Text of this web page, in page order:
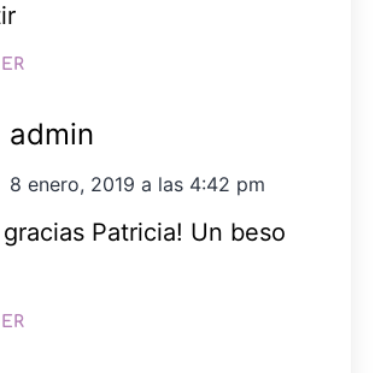
admin
8 enero, 2019 a las 4:42 pm
Patricia! Un beso